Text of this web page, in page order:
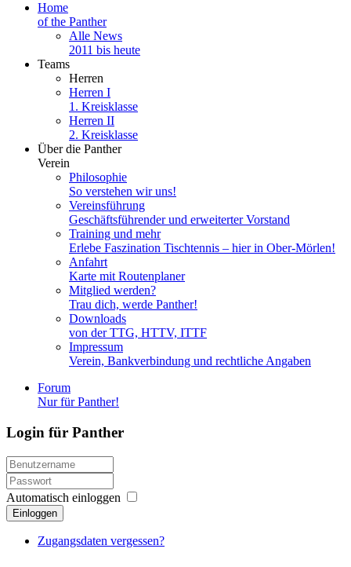
Home
of the Panther
Alle News
2011 bis heute
Teams
Herren
Herren I
1. Kreisklasse
Herren II
2. Kreisklasse
Über die Panther
Verein
Philosophie
So verstehen wir uns!
Vereinsführung
Geschäftsführender und erweiterter Vorstand
Training und mehr
Erlebe Faszination Tischtennis – hier in Ober-Mörlen!
Anfahrt
Karte mit Routenplaner
Mitglied werden?
Trau dich, werde Panther!
Downloads
von der TTG, HTTV, ITTF
Impressum
Verein, Bankverbindung und rechtliche Angaben
Forum
Nur für Panther!
Login für Panther
Automatisch einloggen
Einloggen
Zugangsdaten vergessen?